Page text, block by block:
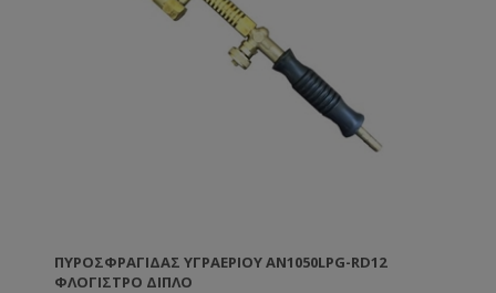
ΠΥΡΟΣΦΡΑΓΊΔΑΣ ΥΓΡΑΕΡΊΟΥ AN1050LPG-RD12
ΦΛΌΓΙΣΤΡΟ ΔΙΠΛΌ